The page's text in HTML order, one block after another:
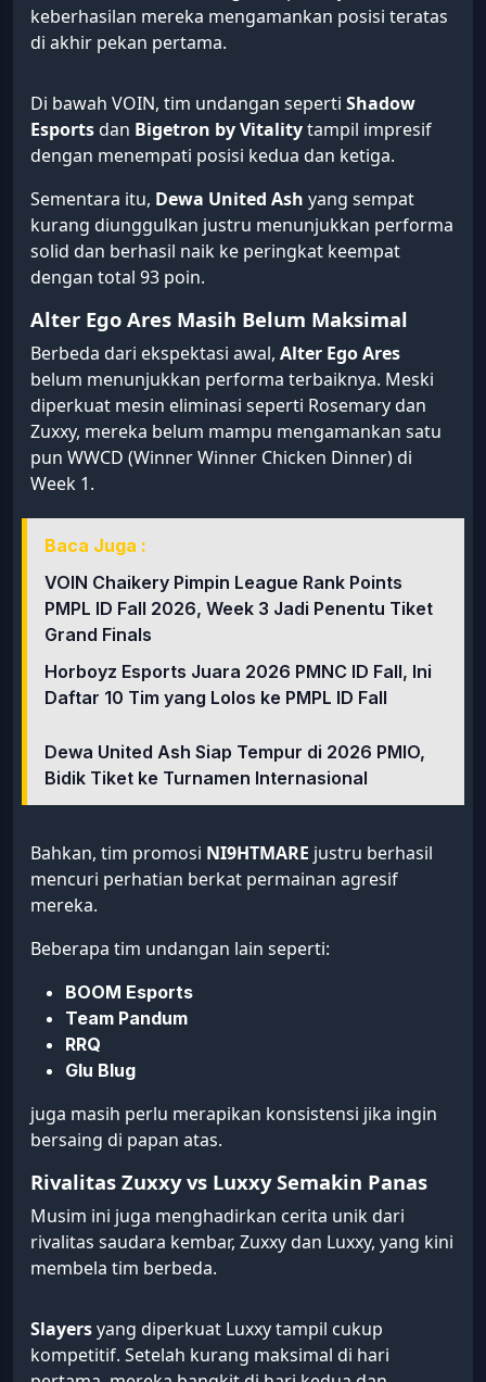
keberhasilan mereka mengamankan posisi teratas
di akhir pekan pertama.
Di bawah VOIN, tim undangan seperti Shadow
Esportsdan Bigetron by Vitalitytampil impresif
dengan menempati posisi kedua dan ketiga.
Sementara itu, Dewa United Ash yang sempat
kurang diunggulkan justru menunjukkan performa
solid dan berhasil naik ke peringkat keempat
dengan total 93 poin.
Alter Ego Ares Masih Belum Maksimal
Berbeda dari ekspektasi awal, Alter Ego Ares
belum menunjukkan performa terbaiknya. Meski
diperkuat mesin eliminasi seperti Rosemary dan
Zuxxy, mereka belum mampu mengamankan satu
pun WWCD (Winner Winner Chicken Dinner) di
Week 1.
Baca Juga :
VOIN Chaikery Pimpin League Rank Points
PMPL ID Fall 2026, Week 3 Jadi Penentu Tiket
Grand Finals
Horboyz Esports Juara 2026 PMNC ID Fall, Ini
Daftar 10 Tim yang Lolos ke PMPL ID Fall
Dewa United Ash Siap Tempur di 2026 PMIO,
Bidik Tiket ke Turnamen Internasional
Bahkan, tim promosi NI9HTMARE justru berhasil
mencuri perhatian berkat permainan agresif
mereka.
Beberapa tim undangan lain seperti:
BOOM Esports
Team Pandum
RRQ
Glu Blug
juga masih perlu merapikan konsistensi jika ingin
bersaing di papan atas.
Rivalitas Zuxxy vs Luxxy Semakin Panas
Musim ini juga menghadirkan cerita unik dari
rivalitas saudara kembar, Zuxxy dan Luxxy, yang kini
membela tim berbeda.
Slayersyang diperkuat Luxxy tampil cukup
kompetitif. Setelah kurang maksimal di hari